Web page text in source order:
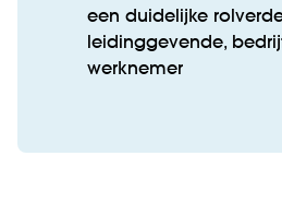
een duidelijke
leidinggevende,
werknemer